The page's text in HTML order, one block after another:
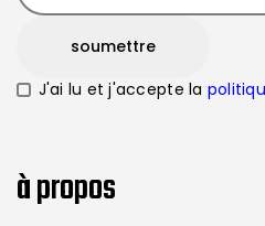
J'ai lu et j'accepte la
à propos